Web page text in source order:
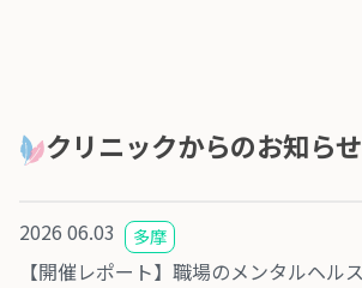
クリニックからのお知らせ
2026 06.03 多摩